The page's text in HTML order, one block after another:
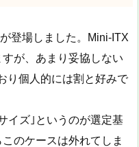
登場しました。Mini-ITX
が、あまり妥協しない
り個人的には割と好みで
イズ｣というのが選定基
のケースは外れてしま